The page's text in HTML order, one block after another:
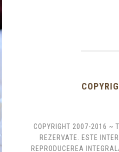
COPYRIGHT 2007-2016 ~
REZERVATE. ESTE
REPRODUCEREA